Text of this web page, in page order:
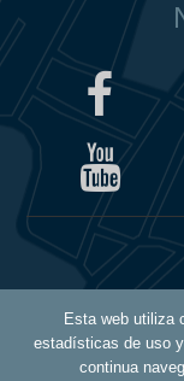
Esta web utiliza
estadísticas de uso
continua